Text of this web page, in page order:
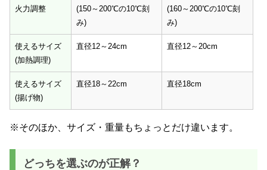
火力調整
(150～200℃の10℃刻
み)
(160～200℃の10℃刻
み)
使えるサイズ
(加熱調理)
直径12～24cm 直径12～20cm
使えるサイズ
(揚げ物)
直径18～22cm 直径18cm
※そのほか、サイズ・重量もちょっとだけ違います。
どっちを選ぶのが正解？